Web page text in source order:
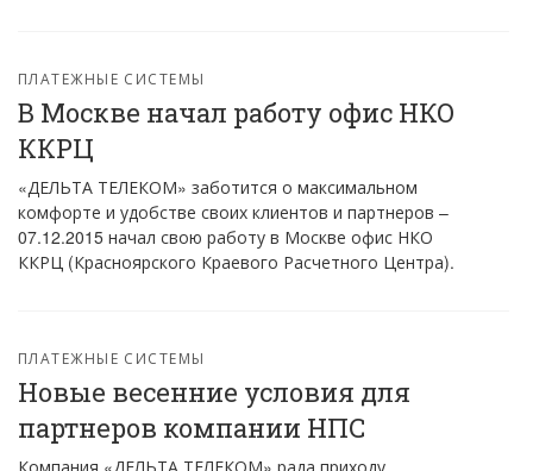
ПЛАТЕЖНЫЕ СИСТЕМЫ
В Москве начал работу офис НКО
ККРЦ
«ДЕЛЬТА ТЕЛЕКОМ» заботится о максимальном
комфорте и удобстве своих клиентов и партнеров –
07.12.2015 начал свою работу в Москве офис НКО
ККРЦ (Красноярского Краевого Расчетного Центра).
ПЛАТЕЖНЫЕ СИСТЕМЫ
Новые весенние условия для
партнеров компании НПС
Компания «ДЕЛЬТА ТЕЛЕКОМ» рада приходу